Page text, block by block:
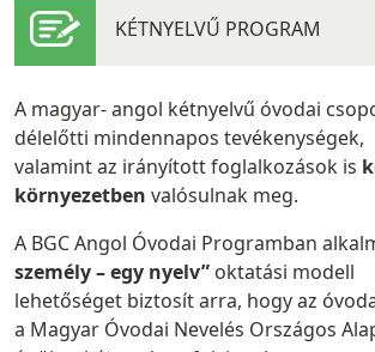
KÉTNYELVŰ PROGRAM
A magyar- angol kétnyelvű óvodai
délelőtti mindennapos tevékenységek,
valamint az irányított foglalkozások is
környezetben valósulnak meg.
A BGC Angol Óvodai Programban
személy – egy nyelv” oktatási modell
lehetőséget biztosít arra, hogy az
a Magyar Óvodai Nevelés Országos